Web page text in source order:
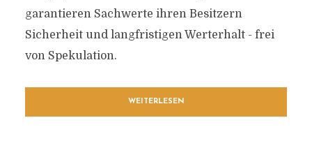
garantieren Sachwerte ihren Besitzern
Sicherheit und langfristigen Werterhalt - frei
von Spekulation.
WEITERLESEN